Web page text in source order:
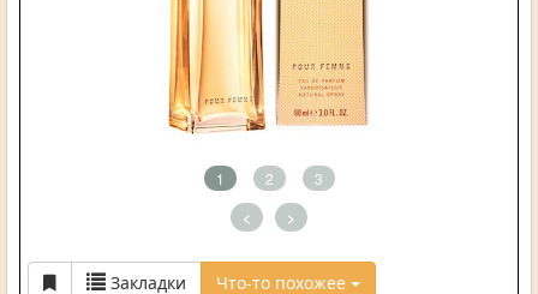
1 2 3
< >
Закладки Что-то похожее